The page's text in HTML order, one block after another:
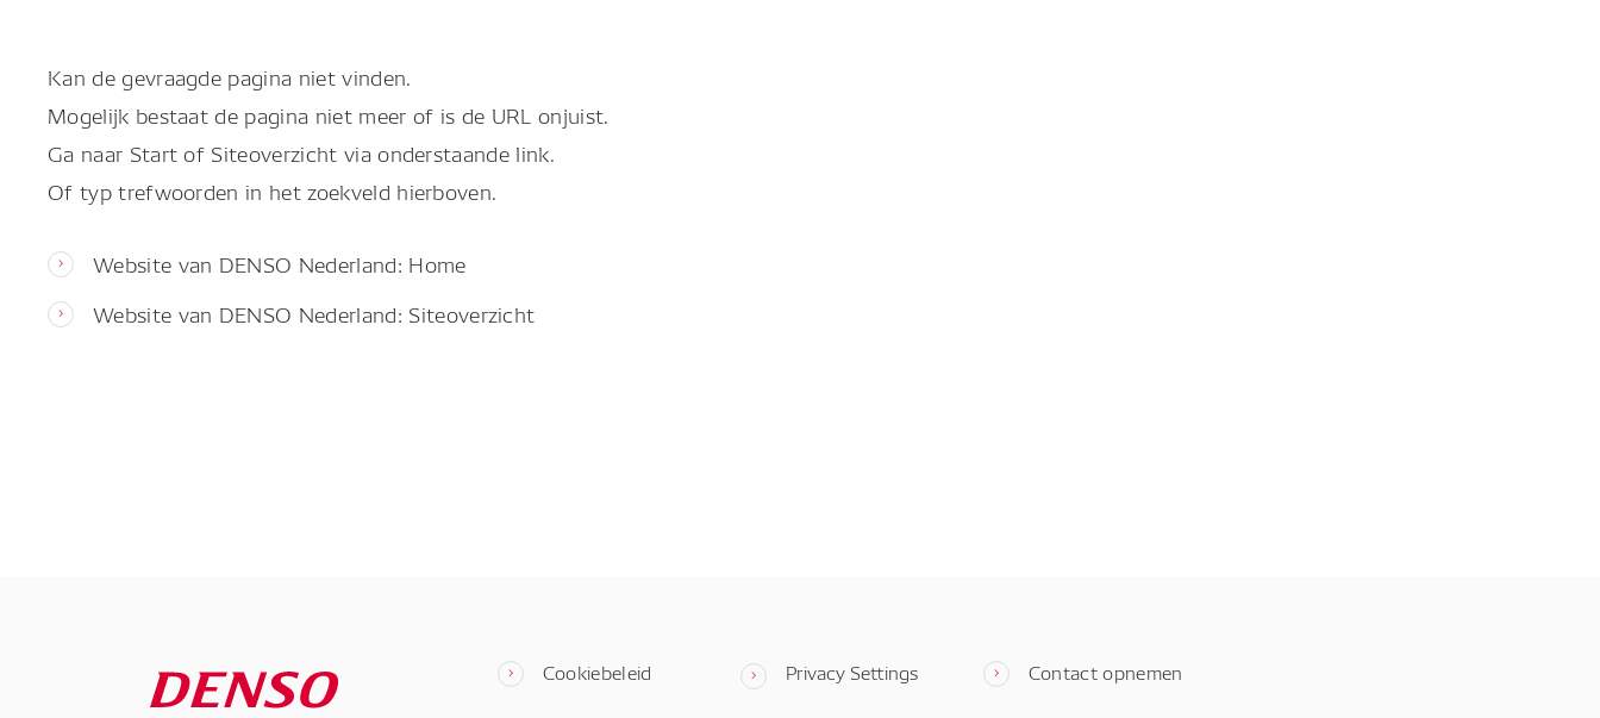
Kan de gevraagde pagina niet vinden.
Mogelijk bestaat de pagina niet meer of is de URL onjuist.
Ga naar Start of Siteoverzicht via onderstaande link.
Of typ trefwoorden in het zoekveld hierboven.
Website van DENSO Nederland: Home
Website van DENSO Nederland: Siteoverzicht
Cookiebeleid Privacy Settings Contact opnemen